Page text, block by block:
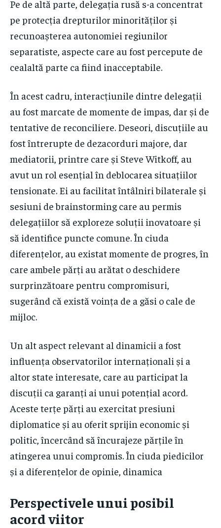
Pe de altă parte, delegația rusă s-a concentrat
pe protecția drepturilor minorităților și
recunoașterea autonomiei regiunilor
separatiste, aspecte care au fost percepute de
cealaltă parte ca fiind inacceptabile.
În acest cadru, interacțiunile dintre delegații
au fost marcate de momente de impas, dar și de
tentative de reconciliere. Deseori, discuțiile au
fost întrerupte de dezacorduri majore, dar
mediatorii, printre care și Steve Witkoff, au
avut un rol esențial în deblocarea situațiilor
tensionate. Ei au facilitat întâlniri bilaterale și
sesiuni de brainstorming care au permis
delegațiilor să exploreze soluții inovatoare și
să identifice puncte comune. În ciuda
diferențelor, au existat momente de progres, în
care ambele părți au arătat o deschidere
surprinzătoare pentru compromisuri,
sugerând că există voința de a găsi o cale de
mijloc.
Un alt aspect relevant al dinamicii a fost
influența observatorilor internaționali și a
altor state interesate, care au participat la
discuții ca garanți ai unui potențial acord.
Aceste terțe părți au exercitat presiuni
diplomatice și au oferit sprijin economic și
politic, încercând să încurajeze părțile în
atingerea unui compromis. În ciuda piedicilor
și a diferențelor de opinie, dinamica
Perspectivele unui posibil
acord viitor